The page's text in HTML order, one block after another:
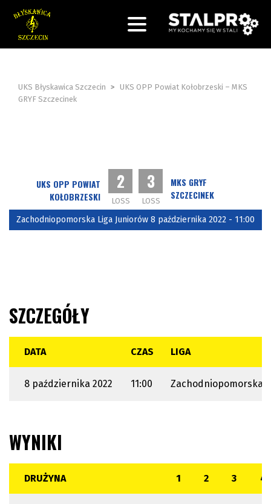
UKS Błyskawica Szczecin >
UKS OPP Powiat Kołobrzeski – MKS
GRYF Szczecinek
UKS OPP POWIAT
KOŁOBRZESKI
2
LOSS
3
LOSS
MKS GRYF
SZCZECINEK
Zachodniopomorska Liga Juniorów 8 października 2022 - 11:00
SZCZEGÓŁY
DATA CZAS LIGA
8 października 2022 11:00 Zachodniopomorska
WYNIKI
DRUŻYNA 1 2 3 4